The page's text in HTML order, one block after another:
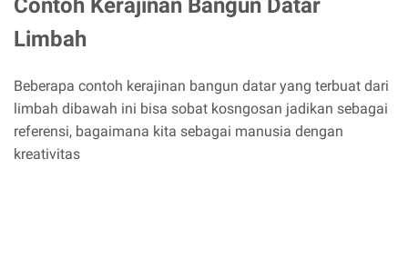
Contoh Kerajinan Bangun Datar
Limbah
Beberapa contoh kerajinan bangun datar yang terbuat dari
limbah dibawah ini bisa sobat kosngosan jadikan sebagai
referensi, bagaimana kita sebagai manusia dengan
kreativitas